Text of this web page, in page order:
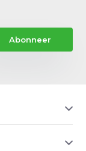
Abonneer